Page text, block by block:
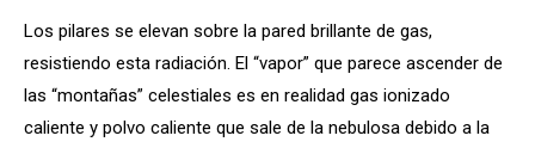
Los pilares se elevan sobre la pared brillante de gas,
resistiendo esta radiación. El “vapor” que parece ascender de
las “montañas” celestiales es en realidad gas ionizado
caliente y polvo caliente que sale de la nebulosa debido a la